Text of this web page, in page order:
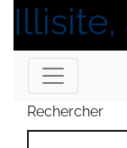
Skip to content
Rechercher